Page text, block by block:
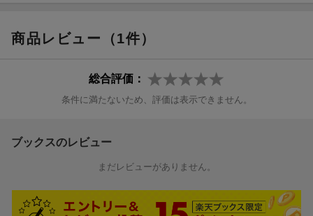
商品レビュー（1件）
総合評価：
条件に満たないため、評価は表示できません。
ブックスのレビュー
まだレビューがありません。